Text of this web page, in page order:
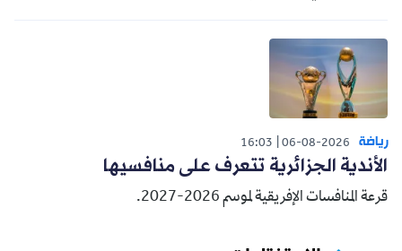
رياضة 06-08-2026
16:03
الأندية الجزائرية تتعرف على منافسيها
قرعة المنافسات الإفريقية لموسم 2026-2027.